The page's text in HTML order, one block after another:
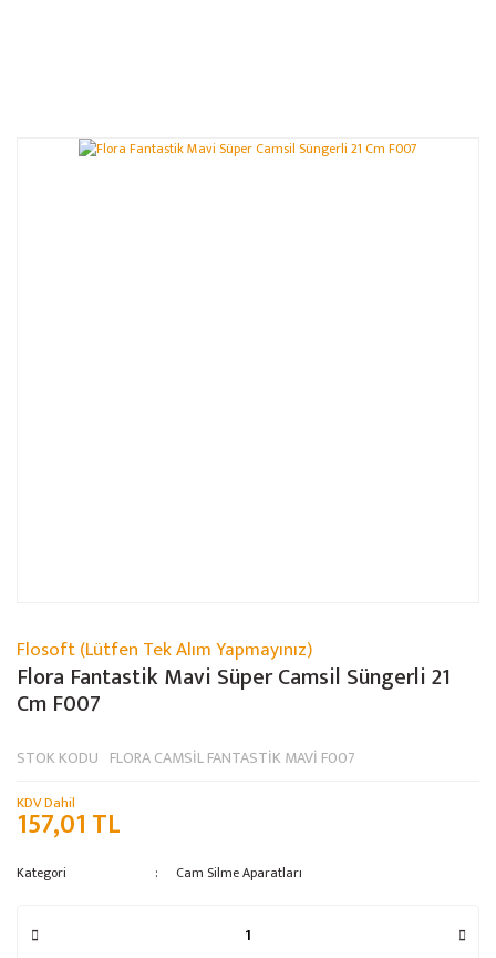
Flosoft (Lütfen Tek Alım Yapmayınız)
Flora Fantastik Mavi Süper Camsil Süngerli 21
Cm F007
STOK KODU FLORA CAMSİL FANTASTİK MAVİ F007
KDV Dahil
157,01 TL
Kategori Cam Silme Aparatları